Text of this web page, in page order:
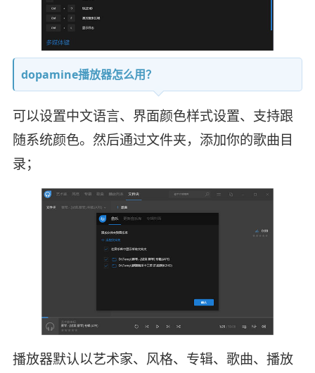
dopamine播放器怎么用？
可以设置中文语言、界面颜色样式设置、支持跟
随系统颜色。然后通过文件夹，添加你的歌曲目
录；
播放器默认以艺术家、风格、专辑、歌曲、播放